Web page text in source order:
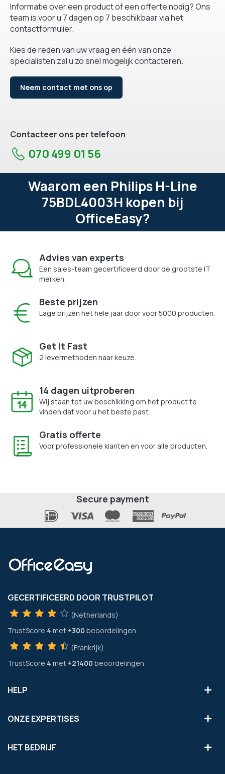
Informatie over een product of een offerte nodig? Ons
team is voor u 7 dagen op 7 beschikbaar via het
contactformulier.
Kies de reden van uw vraag en één van onze
specialisten zal u zo snel mogelijk contacteren.
Neem contact met ons op
Contacteer ons per telefoon
070 499 01 56
Waarom een Philips H-Line
75BDL4003H kopen bij
OfficeEasy?
Advies van experts
Een sales-team gecertificeerd door de grootste IT
merken.
Beste prijzen
Lage prijzen het hele jaar door voor 5000 producten.
Get It Fast
2 levermethoden naar keuze.
14 dagen uitproberen
Wij staan tot uw beschikking om het product te
vinden dat voor u het beste past.
Gratis offerte
Voor professionele klanten en voor alle producten.
Secure payment
GECERTIFICEERD DOOR TRUSTPILOT
(Netherlands)
TrustScore 4 met +300 beoordelingen
(Frankrijk)
TrustScore 4 met +21400 beoordelingen
HELP
ONZE EXPERTISES
HET BEDRIJF